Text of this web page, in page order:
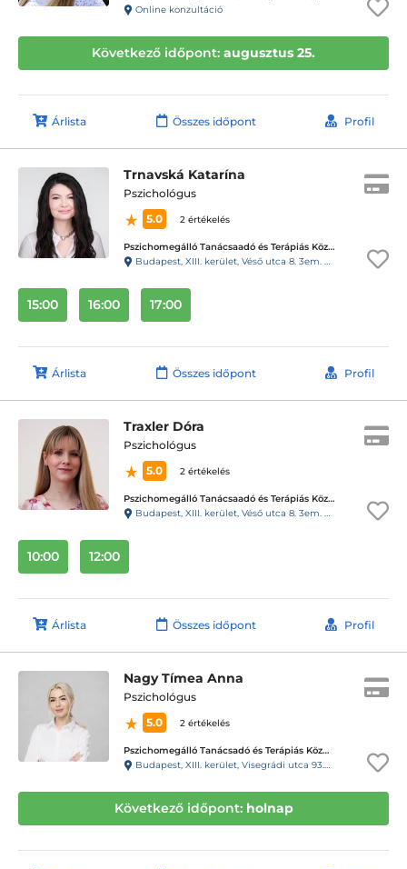
Online konzultáció
Következő időpont: augusztus 25.
Árlista Összes időpont Profil
Trnavská Katarína
Pszichológus
5.0
2 értékelés
Pszichomegálló Tanácsaadó és Terápiás Központ - Vizafogó központ
Budapest, XIII. kerület, Véső utca 8. 3em. 6. (98kapucsengő)
15:00 16:00 17:00
Árlista Összes időpont Profil
Traxler Dóra
Pszichológus
5.0
2 értékelés
Pszichomegálló Tanácsaadó és Terápiás Központ - Vizafogó központ
Budapest, XIII. kerület, Véső utca 8. 3em. 6. (98kapucsengő)
10:00 12:00
Árlista Összes időpont Profil
Nagy Tímea Anna
Pszichológus
5.0
2 értékelés
Pszichomegálló Tanácsadó és Terápiás Központ - Visegrádi utca
Budapest, XIII. kerület, Visegrádi utca 93.C. fszt3.
Következő időpont: holnap